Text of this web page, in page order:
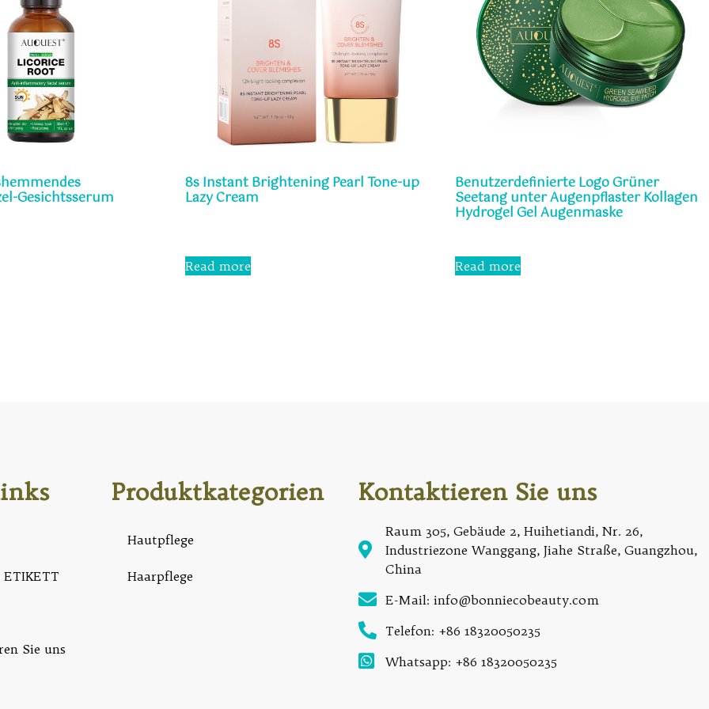
Gesichtsserum
8s Instant Brightening Pearl Tone-up
Lazy Cream
out
of
5
Read more
Benutzerdefinierte Logo Grüner
Seetang unter Augenpflaster Kollagen
Hydrogel Gel Augenmaske
0
out
Read more
ETIKETT
Sie uns
Produktkategorien
Hautpflege
Haarpflege
Kontaktieren Sie uns
Raum 305, Gebäude 2, Huihetiandi, Nr. 26,
Industriezone Wanggang, Jiahe Straße, Guangzhou,
China
E-Mail: info@bonniecobeauty.com
Telefon: +86 18320050235
Whatsapp: +86 18320050235